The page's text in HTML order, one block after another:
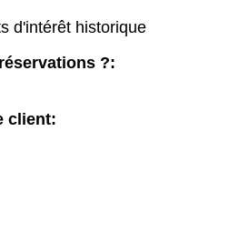
d'intérêt historique
?:
client: